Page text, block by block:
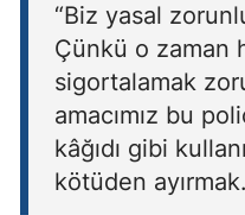
“Biz yasal
Çünkü o zaman
sigortalamak
amacımız bu
kâğıdı gibi
kötüden